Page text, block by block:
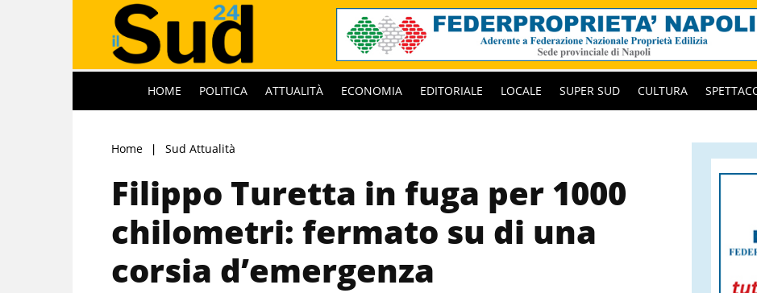
HOME POLITICA ATTUALITÀ ECONOMIA EDITORIALE LOCALE SUPER SUD CULTURA
Home Sud Attualità
Filippo Turetta in fuga per 1000
chilometri: fermato su di una
corsia d’emergenza